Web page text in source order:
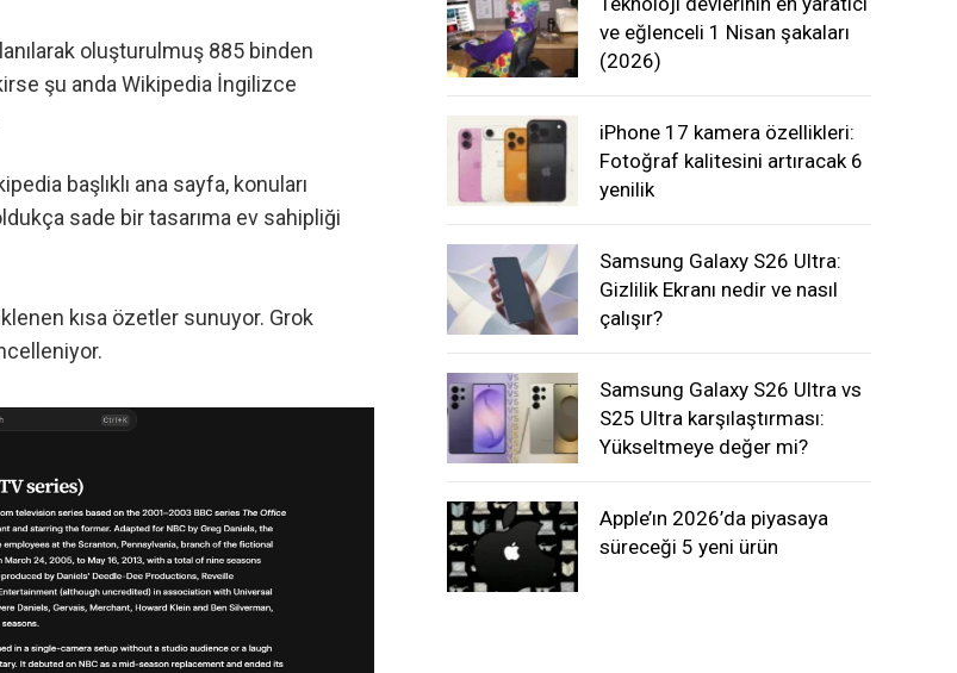
oluşturulmuş 885 binden
şu anda Wikipedia İngilizce
başlıklı ana sayfa, konuları
sade bir tasarıma ev sahipliği
kısa özetler sunuyor. Grok
ve eğlenceli 1 Nisan şakaları
(2026)
iPhone 17 kamera özellikleri:
Fotoğraf kalitesini artıracak 6
yenilik
Samsung Galaxy S26 Ultra:
Gizlilik Ekranı nedir ve nasıl
çalışır?
Samsung Galaxy S26 Ultra vs
S25 Ultra karşılaştırması:
Yükseltmeye değer mi?
Apple’ın 2026’da piyasaya
süreceği 5 yeni ürün